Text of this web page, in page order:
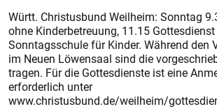
Württ. Christusbund Weilheim: Sonntag
ohne Kinderbetreuung, 11.15
Sonntagsschule für Kinder. Während den
im Neuen Löwensaal sind die
tragen. Für die Gottesdienste ist eine
erforderlich unter
www.christusbund.de/weilheim/